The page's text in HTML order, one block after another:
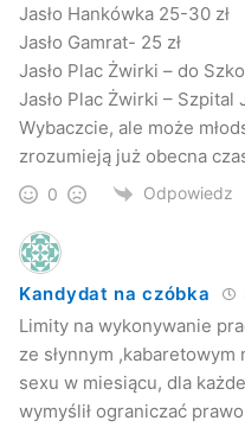
Jasło Hankówka 25-30 zł
Jasło Gamrat- 25 zł
Jasło Plac Żwirki – do
Jasło Plac Żwirki – Szpital
Wybaczcie, ale może
zrozumieją już obecna
0 Odpowiedz
Kandydat na czóbka
Limity na wykonywanie
ze słynnym
sexu w miesiącu, dla
wymyślił ograniczać